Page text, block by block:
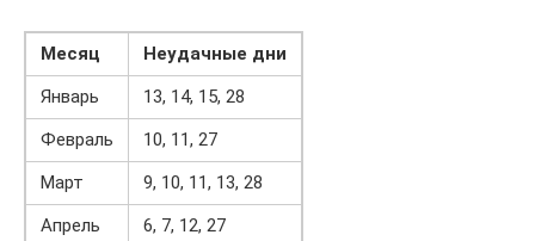
Месяц
Неудачные дни
Январь
13, 14, 15, 28
Февраль
10, 11, 27
Март
9, 10, 11, 13, 28
Апрель
6, 7, 12, 27